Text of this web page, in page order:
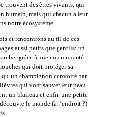
trouvent des êtres vivants, qui
humain, mais qui chacun à leur
notre écosystème.
et rencontrons au fil de ces
aussi petits que gentils: un
grâce à une communauté
qui doit protéger sa
qu’un champignon convoité par
qui vont sauver leur peau
un blaireau et enfin une petite
le monde (à l’endroit ?)